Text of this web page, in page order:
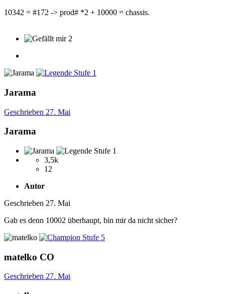
10342 = #172 -> prod# *2 + 10000 = chassis.
2
Jarama
Geschrieben 27. Mai
Jarama
3,5k
12
Autor
Geschrieben 27. Mai
Gab es denn 10002 überhaupt, bin mir da nicht sicher?
matelko CO
Geschrieben 27. Mai